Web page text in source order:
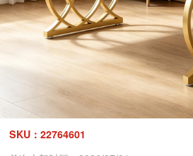
SKU：22764601